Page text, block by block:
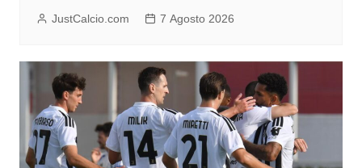
JustCalcio.com 7 Agosto 2026